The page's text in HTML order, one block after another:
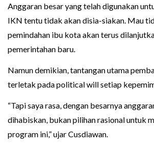
Anggaran besar yang telah digunakan
IKN tentu tidak akan disia-siakan. Mau
pemindahan ibu kota akan terus
pemerintahan baru.
Namun demikian, tantangan utama
terletak pada political will setiap
“Tapi saya rasa, dengan besarnya
dihabiskan, bukan pilihan rasional untuk
program ini,” ujar Cusdiawan.